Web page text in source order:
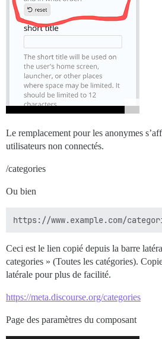
Le remplacement pour les anonymes
utilisateurs non connectés.
/categories
Ou bien
Ceci est le lien copié depuis la barre
categories » (Toutes les catégories).
latérale pour plus de facilité.
https://meta.discourse.org/categories
Page des paramètres du composant